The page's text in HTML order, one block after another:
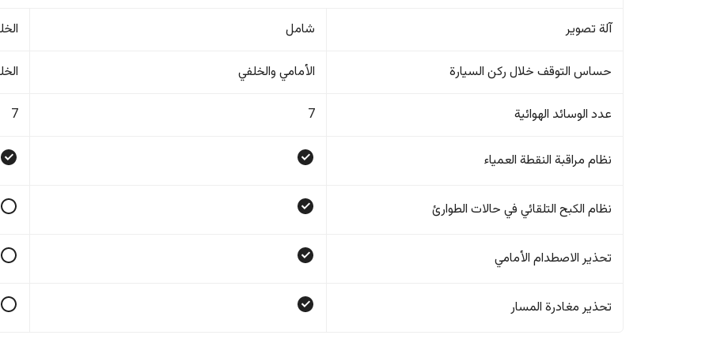
آلة تصوير شامل
حساس التوقف خلال ركن السيارة الأمامي والخلفي
عدد الوسائد الهوائية 7
7
نظام مراقبة النقطة العمياء
نظام الكبح التلقائي في حالات الطوارئ
تحذير الاصطدام الأمامي
تحذير مغادرة المسار